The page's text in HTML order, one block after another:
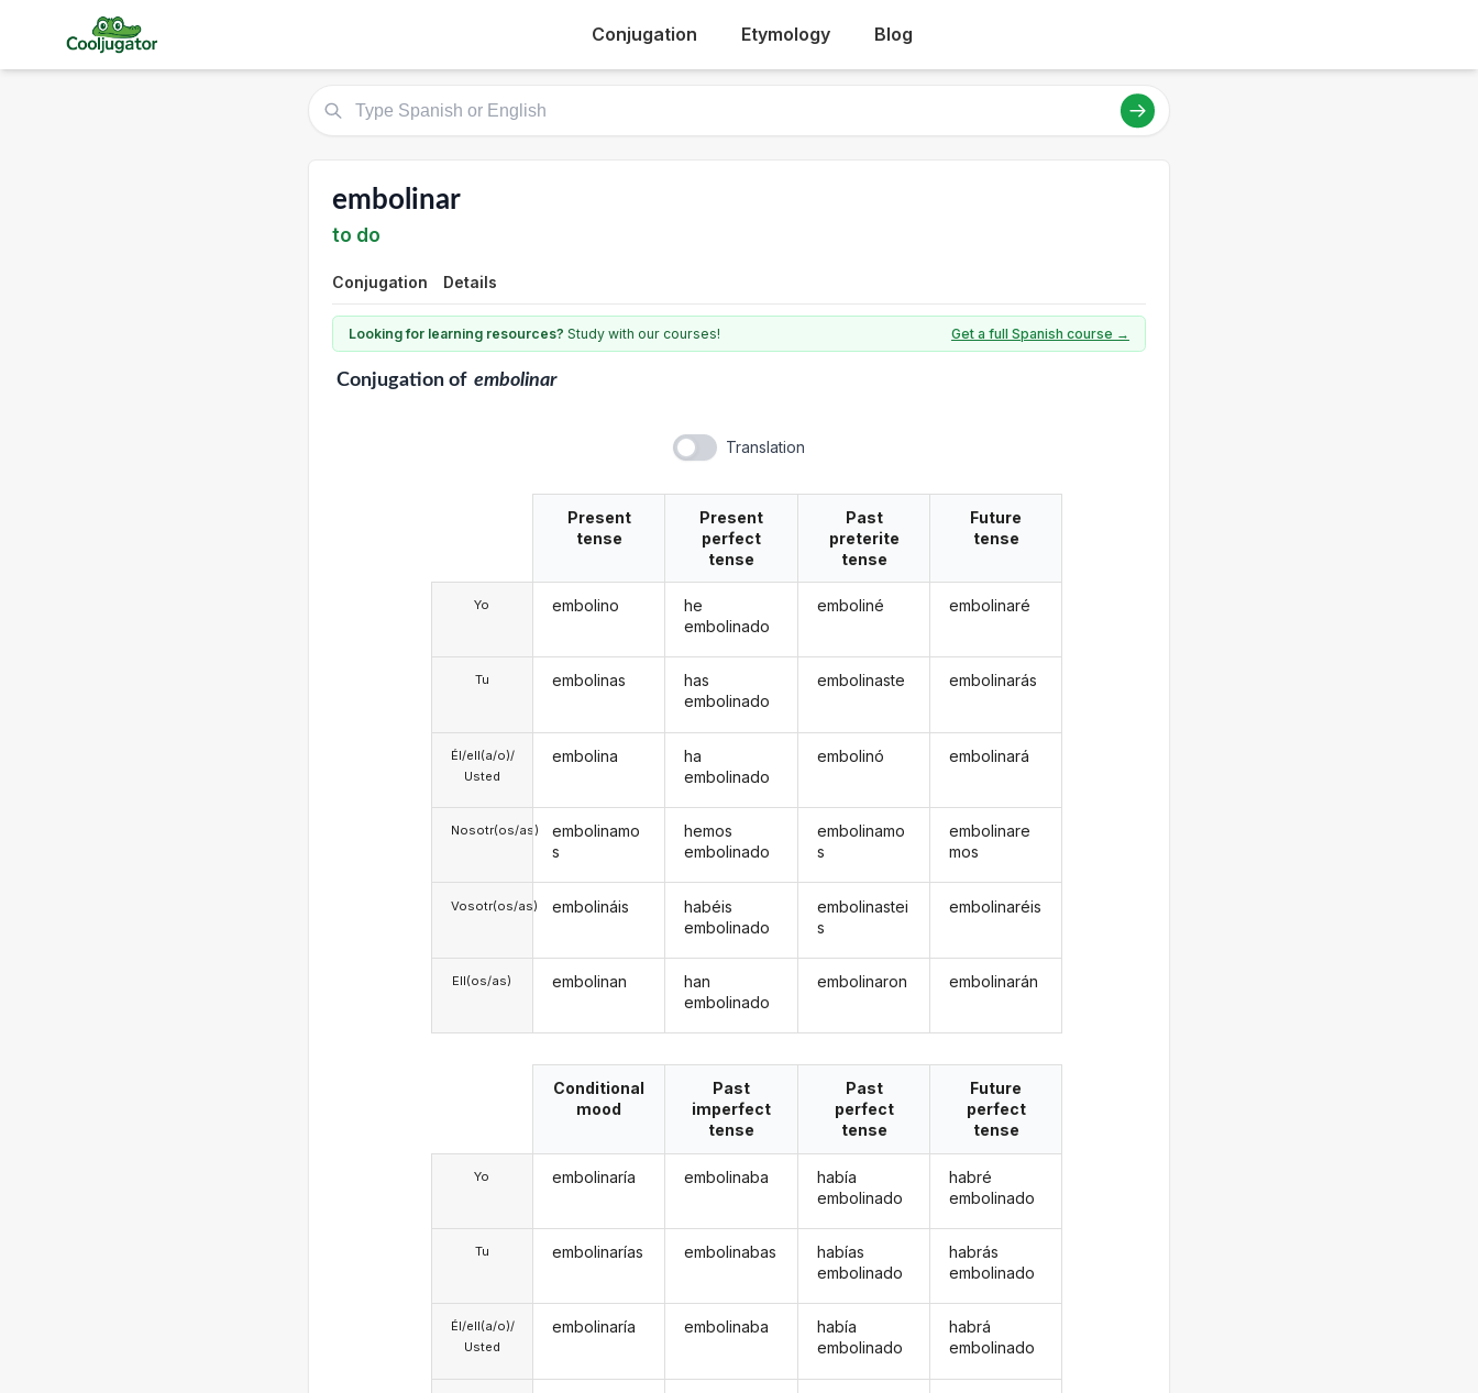
Conjugation Etymology Blog
embolinar
to do
Conjugation Details
Looking for learning resources? Study with our courses! Get a full Spanish course →
Conjugationof embolinar
Translation
Yo
Tu
Él/ell(a/o)/
Usted
Nosotr(os/as)
Vosotr(os/as)
Ell(os/as)
Present
tense
embolino
embolinas
embolina
embolinamo
s
embolináis
embolinan
Present
perfect
tense
he
embolinado
has
embolinado
ha
embolinado
hemos
embolinado
habéis
embolinado
han
embolinado
Past
preterite
tense
emboliné
embolinaste
embolinó
embolinamo
s
embolinastei
s
embolinaron
Future
tense
embolinaré
embolinarás
embolinará
embolinare
mos
embolinaréis
embolinarán
Yo
Tu
Él/ell(a/o)/
Usted
Conditional
mood
embolinaría
embolinarías
embolinaría
Past
imperfect
tense
embolinaba
embolinabas
embolinaba
Past
perfect
tense
había
embolinado
habías
embolinado
había
embolinado
Future
perfect
tense
habré
embolinado
habrás
embolinado
habrá
embolinado